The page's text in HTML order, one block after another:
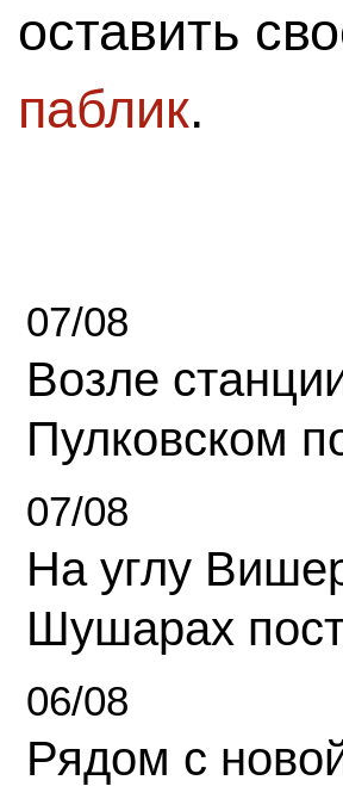
оставить
паблик.
07/08
Возле
Пулковском
07/08
На углу
Шушарах
06/08
Рядом с